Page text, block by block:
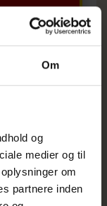
Om
og
medier og til
om
partnere inden
ER